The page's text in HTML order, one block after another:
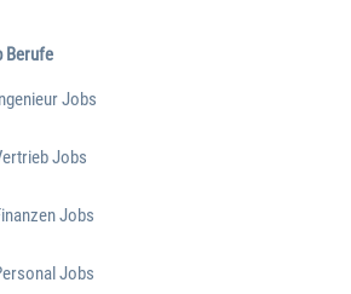
Berufe
Jobs
Jobs
Jobs
Jobs